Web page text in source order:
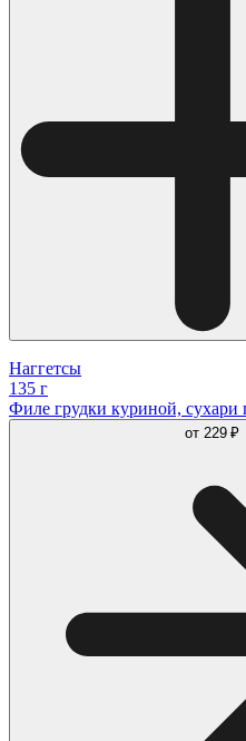
Наггетсы
135 г
Филе грудки куриной,
от 229 ₽